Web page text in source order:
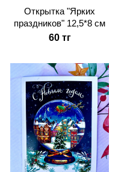
Открытка "Ярких
праздников" 12,5*8 см
60 тг